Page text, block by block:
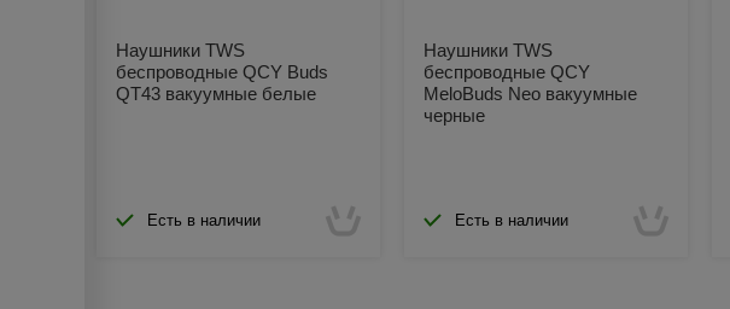
Наушники TWS
беспроводные QCY Buds
QT43 вакуумные белые
Есть в наличии
Наушники TWS
беспроводные QCY
MeloBuds Neo вакуумные
черные
Есть в наличии